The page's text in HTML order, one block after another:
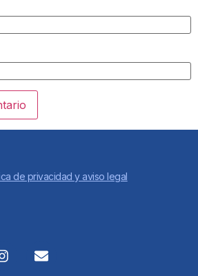
de privacidad y aviso legal